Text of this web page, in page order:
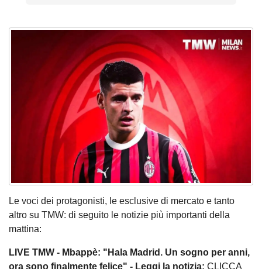
Le voci dei protagonisti, le esclusive di mercato e tanto
altro su TMW: di seguito le notizie più importanti della
mattina:
LIVE TMW - Mbappè: "Hala Madrid. Un sogno per anni,
ora sono finalmente felice" - Leggi la notizia: CLICCA